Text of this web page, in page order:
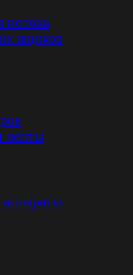
потока
ящиков
ленты